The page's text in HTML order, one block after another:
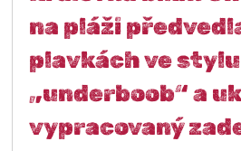
na pláži
plavkách ve stylu
„underboob“ a
vypracovaný